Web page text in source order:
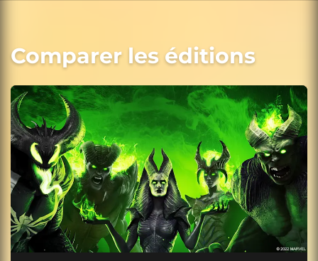
Comparer les éditions